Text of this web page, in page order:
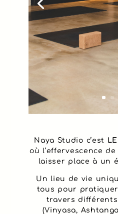
Naya Studio c’est LE
où l’effervescence
laisser place à un
Un lieu de vie
tous pour
travers
(Vinyasa,